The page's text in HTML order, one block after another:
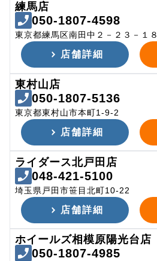
練馬店
050-1807-4598
東京都練馬区南田中２－２３－１８
店舗詳細
東村山店
050-1807-5136
東京都東村山市本町1-9-2
店舗詳細
ライダース北戸田店
048-421-5100
埼玉県戸田市笹目北町10-22
店舗詳細
ホイールズ相模原陽光台店
050-1807-4985